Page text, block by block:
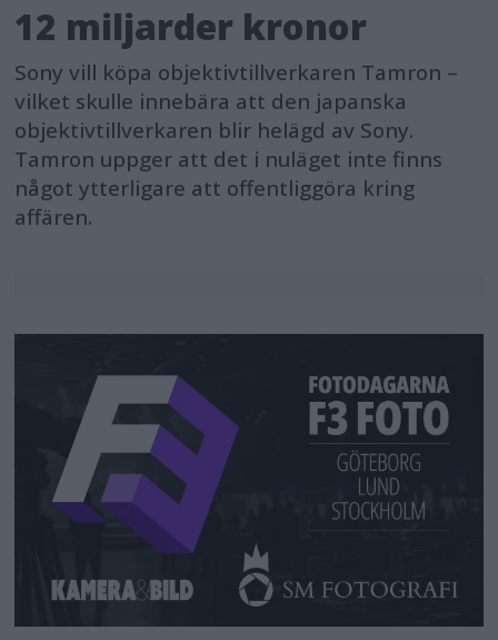
12 miljarder kronor
Sony vill köpa objektivtillverkaren Tamron –
vilket skulle innebära att den japanska
objektivtillverkaren blir helägd av Sony.
Tamron uppger att det i nuläget inte finns
något ytterligare att offentliggöra kring
affären.